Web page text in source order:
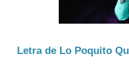
Letra de Lo Poquito